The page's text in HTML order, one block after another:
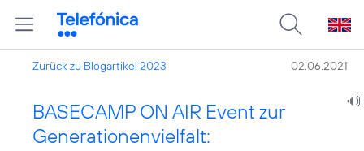
Zurück zu Blogartikel 2023 02.06.2021
BASECAMP ON AIR Event zur
Generationenvielfalt: